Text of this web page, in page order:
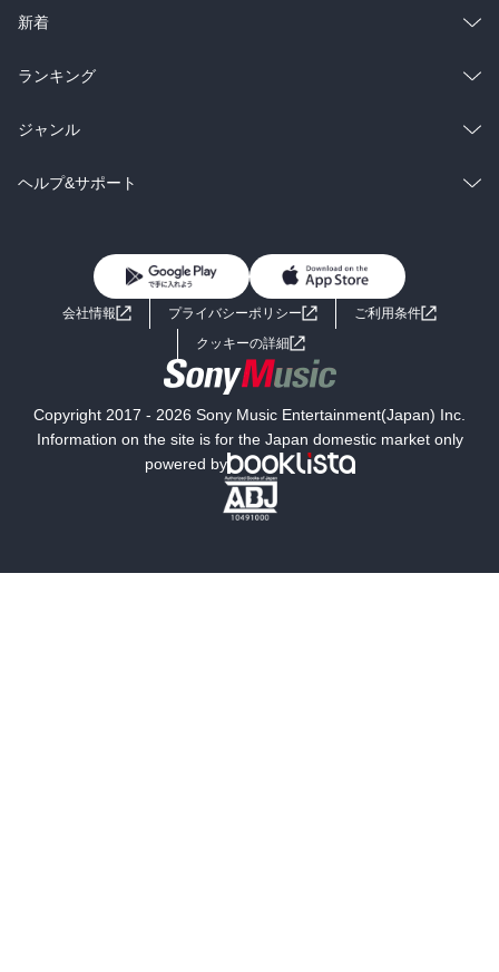
ラノベ
雑誌・グラビア
BL・TL
総合
ラノベ
雑誌・グラビア
BL・TL
新着
総合
ラノベ
雑誌・グラビア
ランキング
総合
ラノベ
ジャンル
コミック
ライトノベル 男子向けラノベ
小説
海外小説
ミステリー SF
文学
ヘルプ&サポート
よくあるご質問 お問い合わせ
会社情報 プライバシーポリシー
ご利用条件
クッキーの詳細
Copyright 2017 - 2026 Sony Music Entertainment(Japan) Inc.
Information on the site is for the Japan domestic market only
powered by